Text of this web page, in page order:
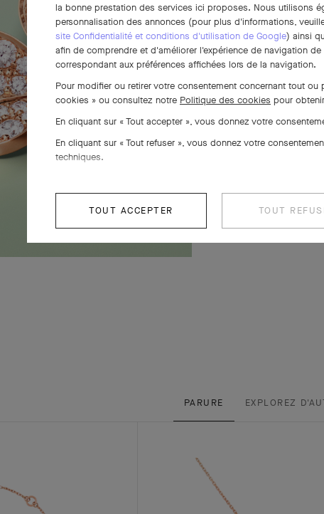
PARURE EXPLOREZ
la bonne prestation des services ici proposes. Nous utilisons
personnalisation des annonces (pour plus d'informations,
site Confidentialité et conditions d'utilisation de Google) ainsi
afin de comprendre et d'améliorer l'expérience de navigation
correspondant aux préférences affichées lors de la navigation.
Pour modifier ou retirer votre consentement concernant tout
cookies » ou consultez notre Politique des cookies pour
En cliquant sur « Tout accepter », vous donnez votre
En cliquant sur « Tout refuser », vous donnez votre
techniques.
TOUT ACCEPTER TOUT